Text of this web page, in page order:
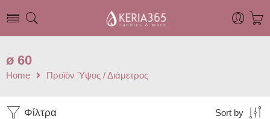
ø 60
Home Προϊόν Ύψος / Διάμετρος
Φίλτρα Sort by